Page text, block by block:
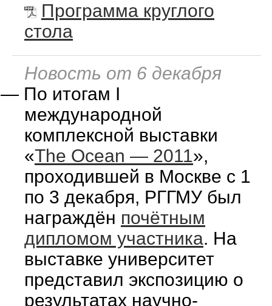
Программа круглого
стола
Новость от 6 декабря
— По итогам I
международной
комплексной выставки
«The Ocean — 2011»,
проходившей в Москве c 1
по 3 декабря, РГГМУ был
награждён почётным
дипломом участника. На
выставке университет
представил экспозицию о
результатах научно-